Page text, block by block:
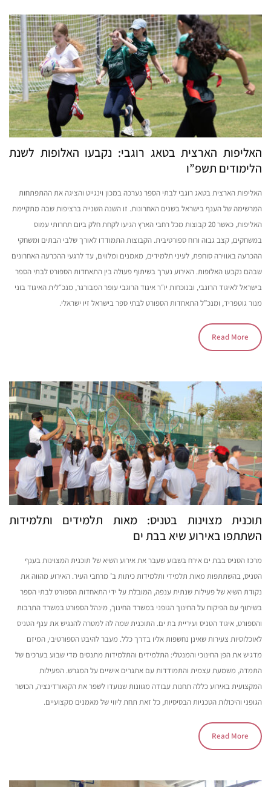
האליפות הארצית בטאג רוגבי: נקבעו האלופות לשנת
הלימודים תשפ”ו
האליפות הארצית בטאג רוגבי לבתי הספר נערכה במכון וינגייט והציגה את ההתפתחות
המרשימה של הענף בישראל בשנים האחרונות. זו השנה השנייה ברציפות שבה מתקיימת
האליפות, כאשר 20 קבוצות מכל רחבי הארץ הגיעו לקחת חלק ביום תחרותי עמוס
במשחקים, קצב גבוה ורוח ספורטיבית. הקבוצות התמודדו לאורך שלבי הבתים ומשחקי
ההכרעה באווירה סוחפת, לעיני תלמידים, מאמנים ומלווים, עד לרגעי ההכרעה האחרונים
שבהם נקבעו האלופות. האירוע נערך בשיתוף פעולה בין התאחדות הספורט לבתי הספר
בישראל לאיגוד הרוגבי, ובנוכחות יו״ר איגוד הרוגבי עופר המבורגר, מנכ״לית האיגוד בוני
מנור גוטפריד, ומנכ”ל התאחדות הספורט לבתי ספר בישראל זיו ישראלי.
Read More
תוכנית מצוינות בטניס: מאות תלמידים ותלמידות
השתתפו באירוע שיא בבת ים
מרכז הטניס בבת ים אירח בשבוע שעבר את אירוע השיא של תוכנית המצוינות בענף
הטניס, בהשתתפות מאות תלמידי ותלמידות כיתות ב’ מרחבי העיר. האירוע מהווה את
נקודת השיא של פעילות שנתית ענפה, המובלת על ידי התאחדות הספורט לבתי הספר
בשיתוף עם הפיקוח על החינוך הגופני במשרד החינוך, מינהל הספורט במשרד התרבות
והספורט, איגוד הטניס ועיריית בת ים. התוכנית שמה לה למטרה להנגיש את ענף הטניס
לאוכלוסיות צעירות שאינן נחשפות אליו בדרך כלל. מעבר להיבט הספורטיבי, המיזם
מדגיש את הפן החינוכי והמנטלי: התלמידים והתלמידות מתנסים מדי שבוע בערכים של
התמדה, משמעת עצמית והתמודדות עם אתגרים אישיים על המגרש. הפעילות
המקצועית באירוע כללה תחנות עבודה מגוונות שנועדו לשפר את הקואורדינציה, הכושר
הגופני והיכולות הטכניות הבסיסיות, כל זאת תחת ליווי של מאמנים מקצועיים.
Read More